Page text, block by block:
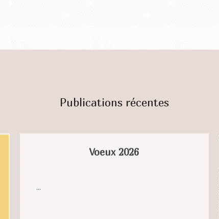
Publications récentes
Voeux 2026
...